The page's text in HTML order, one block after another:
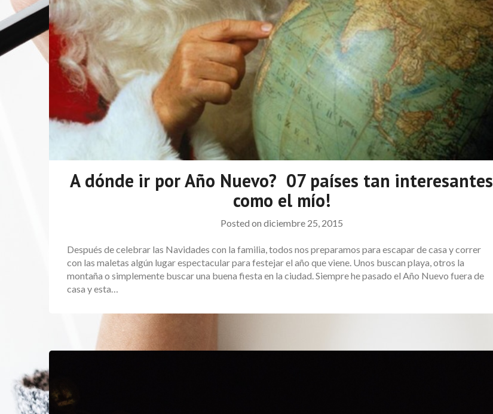
A dónde ir por Año Nuevo? 07 países tan interesantes
como el mío!
Posted on diciembre 25, 2015
Después de celebrar las Navidades con la familia, todos nos preparamos para escapar de casa y correr
con las maletas algún lugar espectacular para festejar el año que viene. Unos buscan playa, otros la
montaña o simplemente buscar una buena fiesta en la ciudad. Siempre he pasado el Año Nuevo fuera de
casa y esta…